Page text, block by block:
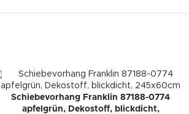
Schiebevorhang Franklin 87188-0774
apfelgrün, Dekostoff, blickdicht,